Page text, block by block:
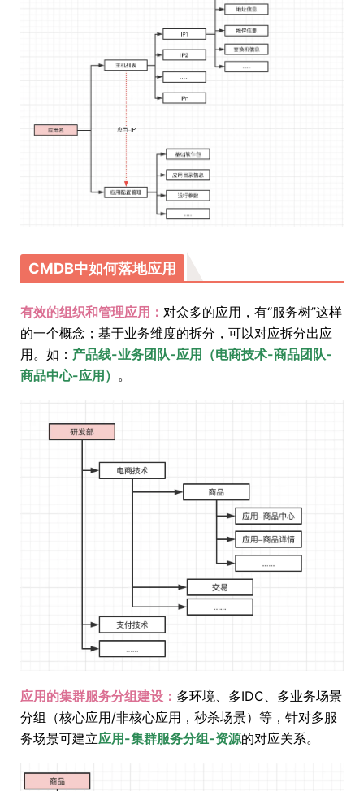
CMDB中如何落地应用
有效的组织和管理应用： 对众多的应用，有“服务树”这样
的一个概念；基于业务维度的拆分，可以对应拆分出应
用。如： 产品线-业务团队-应用（电商技术-商品团队-
商品中心-应用） 。
应用的集群服务分组建设： 多环境、多IDC、多业务场景
分组（核心应用/非核心应用，秒杀场景）等，针对多服
务场景可建立应用-集群服务分组-资源的对应关系。